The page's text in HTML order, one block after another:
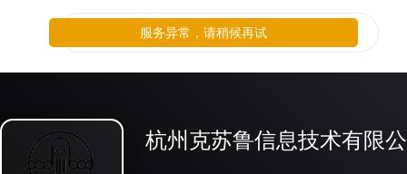
杭州克苏鲁信息技术有限
服务异常，请稍候再试